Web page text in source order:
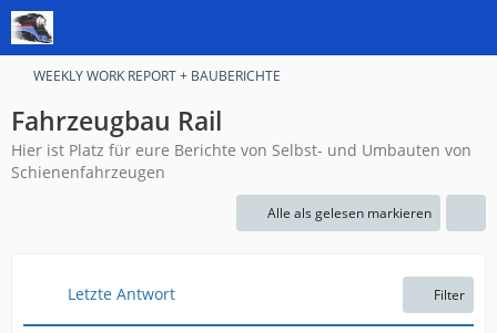
WEEKLY WORK REPORT + BAUBERICHTE
Fahrzeugbau Rail
Hier ist Platz für eure Berichte von Selbst- und Umbauten von
Schienenfahrzeugen
Alle als gelesen markieren
Letzte Antwort Filter